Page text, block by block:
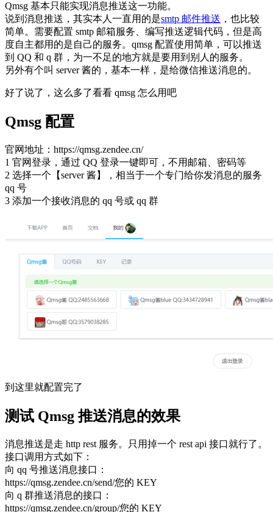
Qmsg 基本只能实现消息推送这一功能。
说到消息推送，其实本人一直用的是smtp 邮件推送 ，也比较
简单。需要配置 smtp 邮箱服务、编写推送逻辑代码，但是高
度自主都用的是自己的服务。qmsg 配置使用简单，可以推送
到 QQ 和 q 群，为一不足的地方就是要用到别人的服务。
另外有个叫 server 酱的，基本一样，是给微信推送消息的。
好了说了，这么多了看看 qmsg 怎么用吧
Qmsg 配置
官网地址：https://qmsg.zendee.cn/
1 官网登录，通过 QQ 登录一键即可，不用邮箱、密码等
2 选择一个【server 酱】，相当于一个专门给你发消息的服务
qq 号
3 添加一个接收消息的 qq 号或 qq 群
到这里就配置完了
测试 Qmsg 推送消息的效果
消息推送是走 http rest 服务。只用掉一个 rest api 接口就行了。
接口调用方式如下：
向 qq 号推送消息接口：
https://qmsg.zendee.cn/send/您的 KEY
向 q 群推送消息的接口：
https://qmsg.zendee.cn/group/您的 KEY